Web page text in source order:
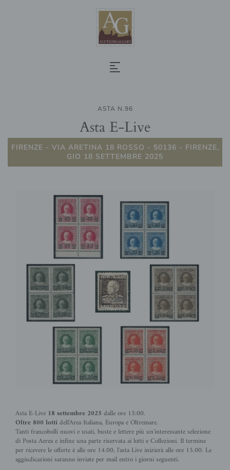
ASTA N.96
Asta E-Live
FIRENZE - VIA ARETINA 18 ROSSO - 50136 - FIRENZE,
GIO 18 SETTEMBRE 2025
Asta E-Live 18 settembre 2025 dalle ore 15:00.
Oltre 800 lottidell'Area Italiana, Europa e Oltremare.
Tanti francobolli nuovi e usati, buste e lettere più un'interessante selezione
di Posta Aerea e infine una parte riservata ai lotti e Collezioni. Il termine
per ricevere le offerte è alle ore 14.00, l'asta Live inizierà alle ore 15.00. Le
aggiudicazioni saranno inviate per mail entro i giorni seguenti.